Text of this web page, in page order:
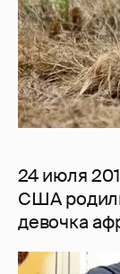
24 июля
США
девочка